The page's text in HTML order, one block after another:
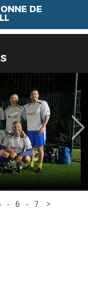
DE
- 6 - 7 >